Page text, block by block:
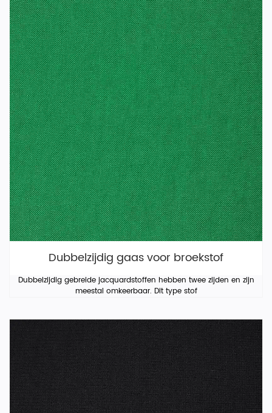
Dubbelzijdig gaas voor broekstof
Dubbelzijdig gebreide jacquardstoffen hebben twee zijden en zijn
meestal omkeerbaar. Dit type stof